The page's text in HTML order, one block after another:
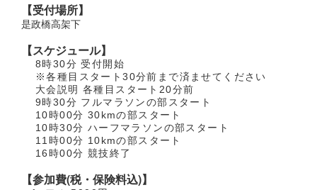
【受付場所】
是政橋高架下
【スケジュール】
8時30分 受付開始
※各種目スタート30分前まで済ませてください
大会説明 各種目スタート20分前
9時30分 フルマラソンの部スタート
10時00分 30kmの部スタート
10時30分 ハーフマラソンの部スタート
11時00分 10kmの部スタート
16時00分 競技終了
【参加費(税・保険料込)】